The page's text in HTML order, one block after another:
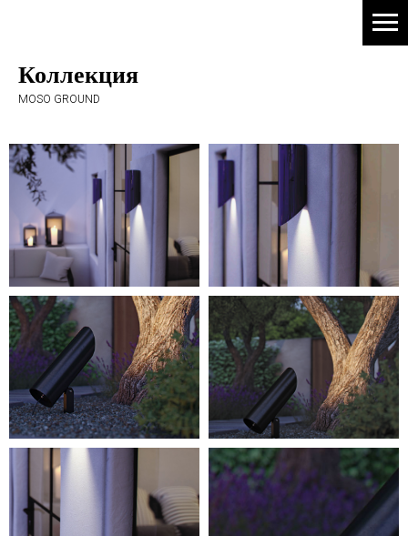
Коллекция
MOSO GROUND